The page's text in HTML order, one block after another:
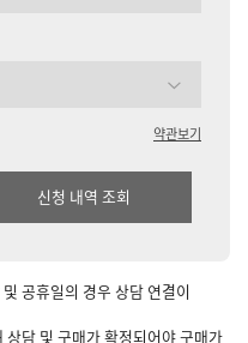
약관보기
신청 내역 조회
공휴일의 경우 상담 연결이
담 및 구매가 확정되어야 구매가